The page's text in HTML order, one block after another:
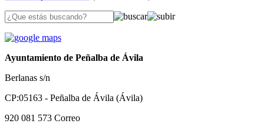
Ayuntamiento de Peñalba de Ávila
Berlanas s/n
CP:05163 - Peñalba de Ávila (Ávila)
920 081 573 Correo